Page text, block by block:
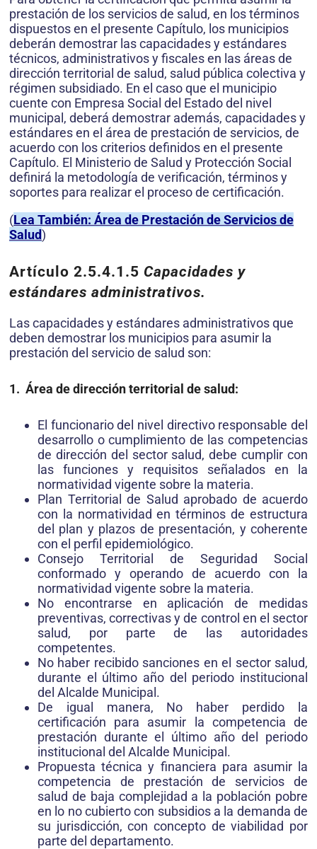
prestación de los servicios de salud, en los términos
dispuestos en el presente Capítulo, los municipios
deberán demostrar las capacidades y estándares
técnicos, administrativos y fiscales en las áreas de
dirección territorial de salud, salud pública colectiva y
régimen subsidiado. En el caso que el municipio
cuente con Empresa Social del Estado del nivel
municipal, deberá demostrar además, capacidades y
estándares en el área de prestación de servicios, de
acuerdo con los criterios definidos en el presente
Capítulo. El Ministerio de Salud y Protección Social
definirá la metodología de verificación, términos y
soportes para realizar el proceso de certificación.
(Lea También: Área de Prestación de Servicios de
Salud)
Artículo 2.5.4.1.5 Capacidades y
estándares administrativos.
Las capacidades y estándares administrativos que
deben demostrar los municipios para asumir la
prestación del servicio de salud son:
1. Área de dirección territorial de salud:
El funcionario del nivel directivo responsable del
desarrollo o cumplimiento de las competencias
de dirección del sector salud, debe cumplir con
las funciones y requisitos señalados en la
normatividad vigente sobre la materia.
Plan Territorial de Salud aprobado de acuerdo
con la normatividad en términos de estructura
del plan y plazos de presentación, y coherente
con el perfil epidemiológico.
Consejo Territorial de Seguridad Social
conformado y operando de acuerdo con la
normatividad vigente sobre la materia.
No encontrarse en aplicación de medidas
preventivas, correctivas y de control en el sector
salud, por parte de las autoridades
competentes.
No haber recibido sanciones en el sector salud,
durante el último año del periodo institucional
del Alcalde Municipal.
De igual manera, No haber perdido la
certificación para asumir la competencia de
prestación durante el último año del periodo
institucional del Alcalde Municipal.
Propuesta técnica y financiera para asumir la
competencia de prestación de servicios de
salud de baja complejidad a la población pobre
en lo no cubierto con subsidios a la demanda de
su jurisdicción, con concepto de viabilidad por
parte del departamento.